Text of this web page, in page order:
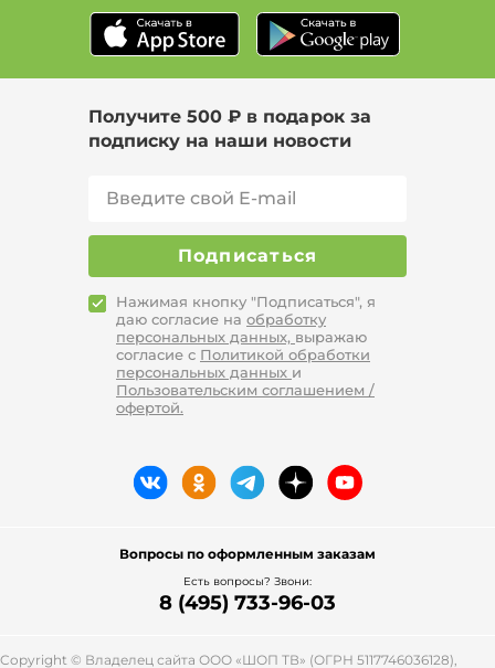
Получите 500 ₽ в подарок за
подписку на наши новости
Подписаться
Нажимая кнопку "Подписаться", я
даю согласие на обработку
персональных данных, выражаю
согласие с Политикой обработки
персональных данных и
Пользовательским соглашением /
офертой.
Вопросы по оформленным заказам
Есть вопросы? Звони:
8 (495) 733-96-03
Copyright © Владелец сайта ООО «ШОП ТВ» (ОГРН 5117746036128),